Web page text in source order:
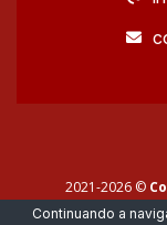
2021-2026 ©
Continuando a